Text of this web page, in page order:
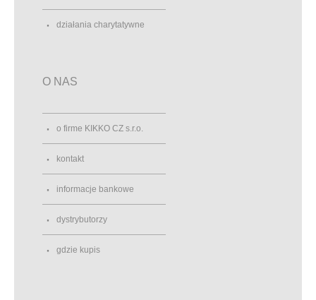
działania charytatywne
O NAS
o firme KIKKO CZ s.r.o.
kontakt
informacje bankowe
dystrybutorzy
gdzie kupis